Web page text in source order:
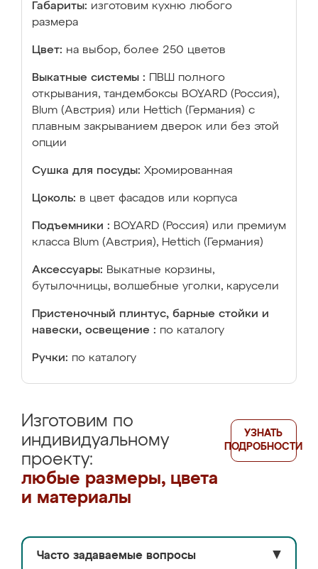
Габариты: изготовим кухню любого
размера
Цвет: на выбор, более 250 цветов
Выкатные системы :
ПВШ полного
открывания, тандембоксы BOYARD (Россия),
Blum (Австрия) или Hettich (Германия) с
плавным закрыванием дверок или без этой
опции
Сушка для посуды: Хромированная
Цоколь: в цвет фасадов или корпуса
Подъемники : BOYARD (Россия) или премиум
класса Blum (Австрия), Hettich (Германия)
Аксессуары: Выкатные корзины,
бутылочницы, волшебные уголки, карусели
Пристеночный плинтус, барные стойки и
навески, освещение : по каталогу
Ручки: по каталогу
Изготовим по
индивидуальному
проекту:
любые размеры, цвета
и материалы
УЗНАТЬ
ПОДРОБНОСТИ
Часто задаваемые вопросы ▼